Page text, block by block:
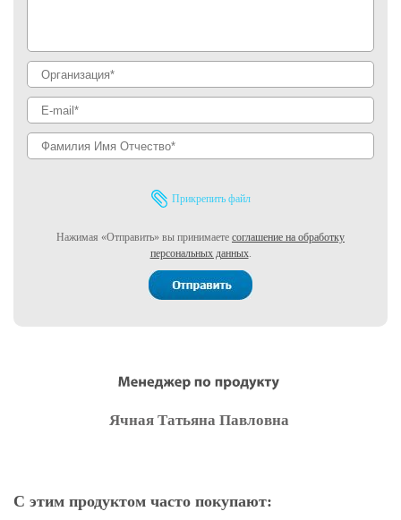
Прикрепить файл
Нажимая «Отправить» вы принимаете соглашение на обработку
персональных данных.
Ячная Татьяна Павловна
С этим продуктом часто покупают: